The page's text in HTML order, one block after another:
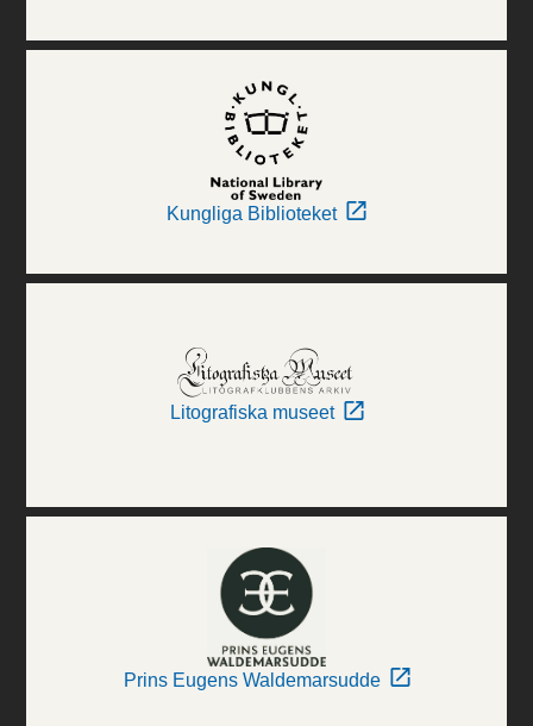
Kungliga Biblioteket
Litografiska museet
Prins Eugens Waldemarsudde